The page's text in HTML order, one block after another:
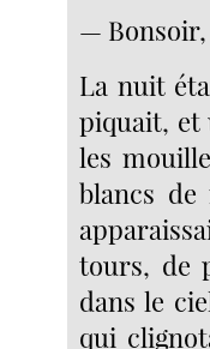
— Bonsoir,
La nuit
piquait, et
les
blancs
tours, de
dans le
qui